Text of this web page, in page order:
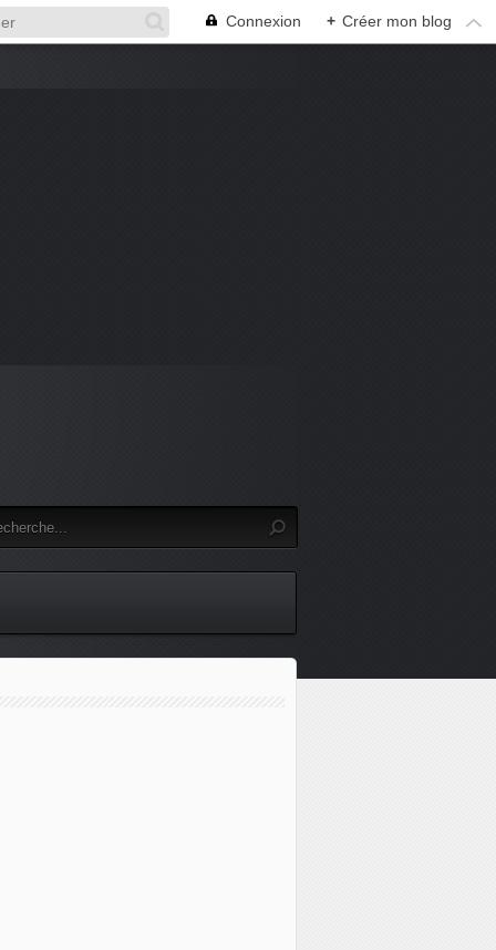
Connexion + Créer mon blog